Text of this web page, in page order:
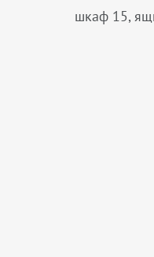
шкаф 15,